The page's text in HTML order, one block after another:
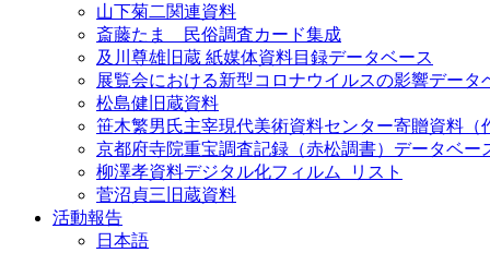
山下菊二関連資料
斎藤たま 民俗調査カード集成
及川尊雄旧蔵 紙媒体資料目録データベース
展覧会における新型コロナウイルスの影響データ
松島健旧蔵資料
笹木繁男氏主宰現代美術資料センター寄贈資料（
京都府寺院重宝調査記録（赤松調書）データベー
柳澤孝資料デジタル化フィルム_リスト
菅沼貞三旧蔵資料
活動報告
日本語